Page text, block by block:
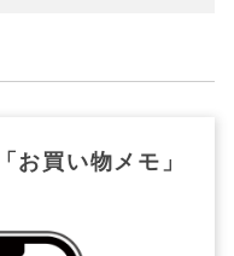
お買い物メモ」